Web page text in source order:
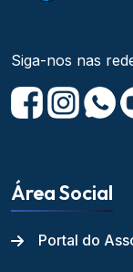
Siga-nos nas
Área Social
Portal do